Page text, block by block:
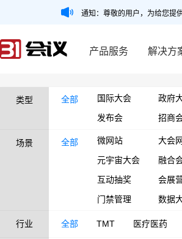
通知：尊敬的用户，为给您提
产品服务 解决方
类型 全部 国际大会 政府
发布会
招商
场景 全部 微网站 大会
元宇宙大会
融合
互动抽奖
会展
门禁管理
数据
行业 全部 TMT 医疗医药